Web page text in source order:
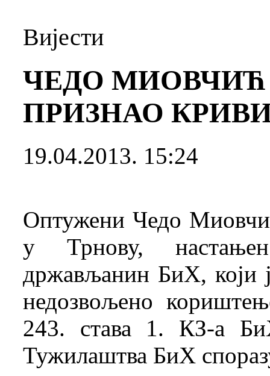
Вијести
ЧЕДО МИОВЧИЋ
ПРИЗНАО
19.04.2013. 15:24
Оптужени Чедо
у Трнову,
држављанин БиХ, који
недозвољено
243. става 1. КЗ-а
Тужилаштва БиХ